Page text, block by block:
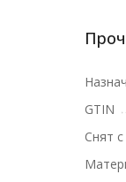
GTIN
Снят